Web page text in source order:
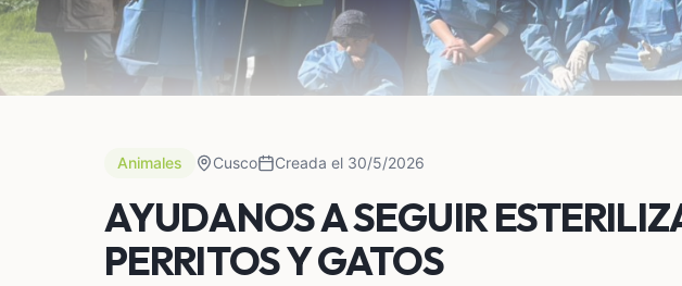
Animales Cusco Creada el 30/5/2026
AYUDANOS A SEGUIR
PERRITOS Y GATOS